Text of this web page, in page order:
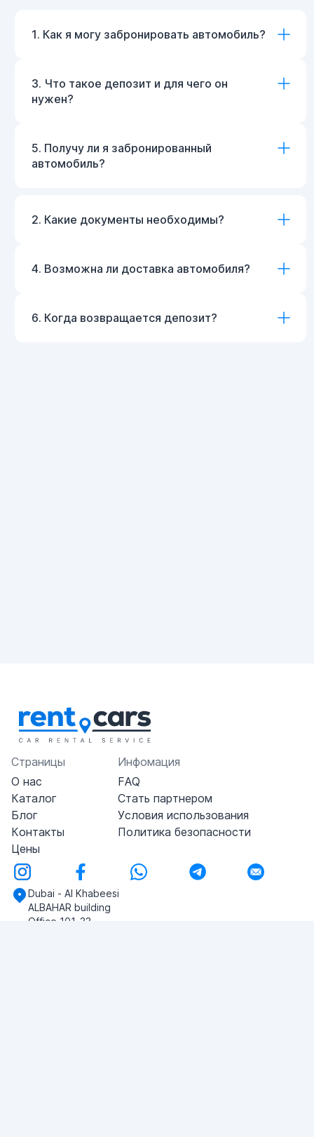
1. Как я могу забронировать автомобиль?
3. Что такое депозит и для чего он
нужен?
5. Получу ли я забронированный
автомобиль?
2. Какие документы необходимы?
4. Возможна ли доставка автомобиля?
6. Когда возвращается депозит?
Страницы
О нас
Каталог
Блог
Контакты
Цены
Инфомация
FAQ
Стать партнером
Условия использования
Политика безопасности
Dubai - Al Khabeesi
ALBAHAR building
Office 101-33